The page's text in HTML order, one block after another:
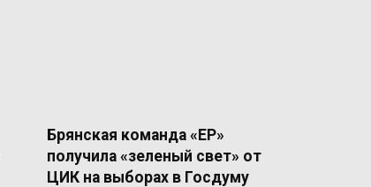
Брянская команда «ЕР»
получила «зеленый свет» от
ЦИК на выборах в Госдуму